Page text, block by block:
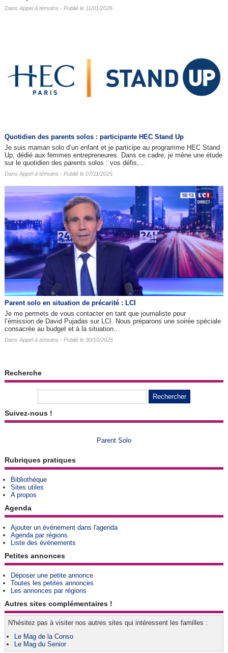
Dans Appel à témoins - Publié le 11/01/2026
Quotidien des parents solos : participante HEC Stand Up
Je suis maman solo d’un enfant et je participe au programme HEC Stand
Up, dédié aux femmes entrepreneures. Dans ce cadre, je mène une étude
sur le quotidien des parents solos : vos défis,...
Dans Appel à témoins - Publié le 07/11/2025
Parent solo en situation de précarité : LCI
Je me permets de vous contacter en tant que journaliste pour
l’émission de David Pujadas sur LCI. Nous préparons une soirée spéciale
consacrée au budget et à la situation...
Dans Appel à témoins - Publié le 30/10/2025
Recherche
Suivez-nous !
Parent Solo
Rubriques pratiques
Bibliothèque
Sites utiles
A propos
Agenda
Ajouter un événement dans l'agenda
Agenda par régions
Liste des événements
Petites annonces
Déposer une petite annonce
Toutes les petites annonces
Les annonces par régions
Autres sites complémentaires !
N'hésitez pas à visiter nos autres sites qui intéressent les familles :
Le Mag de la Conso
Le Mag du Senior